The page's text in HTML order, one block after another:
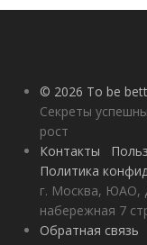
© 2026 To be
Секреты
рост
Контакты
Политика
г. Москва, ЮАО,
набережная 7
Обратная связь